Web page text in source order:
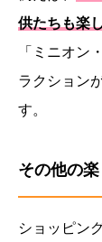
供たちも楽
「ミニオン
ラクション
す。
その他の
ショッピン